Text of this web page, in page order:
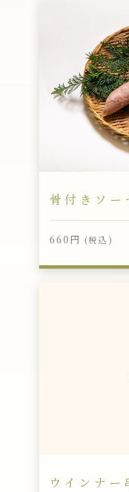
骨付きソー
660円 (税込)
ウインナー